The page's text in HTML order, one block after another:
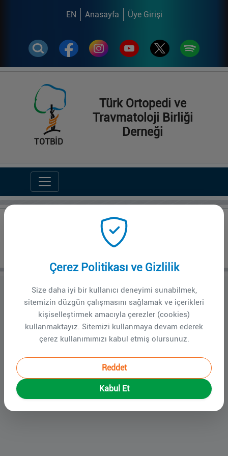
EN Anasayfa Üye Girişi
TOTBİD
Türk Ortopedi ve
Travmatoloji Birliği
Derneği
TÜRK TABİPLER BİRLİĞİ ETİK
Türk Tabipler Birliği tarafından yayınlanan Etik Bildirgelere
ulaşmak için lütfentıklayınız.
Çerez Politikası ve Gizlilik
Size daha iyi bir kullanıcı deneyimi sunabilmek,
sitemizin düzgün çalışmasını sağlamak ve içerikleri
kişiselleştirmek amacıyla çerezler (cookies)
kullanmaktayız. Sitemizi kullanmaya devam ederek
çerez kullanımımızı kabul etmiş olursunuz.
Reddet
Kabul Et